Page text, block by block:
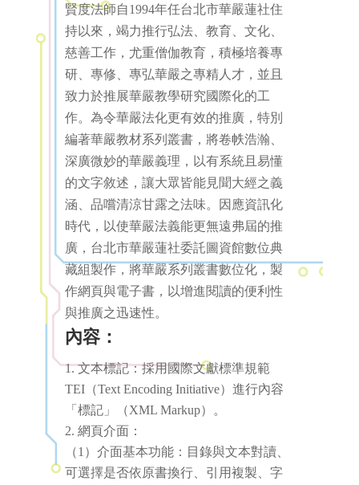
賢度法師自1994年任台北市華嚴蓮社住
持以來，竭力推行弘法、教育、文化、
慈善工作，尤重僧伽教育，積極培養專
研、專修、專弘華嚴之專精人才，並且
致力於推展華嚴教學研究國際化的工
作。為令華嚴法化更有效的推廣，特別
編著華嚴教材系列叢書，將卷帙浩瀚、
深廣微妙的華嚴義理，以有系統且易懂
的文字敘述，讓大眾皆能見聞大經之義
涵、品嚐清涼甘露之法味。因應資訊化
時代，以使華嚴法義能更無遠弗屆的推
廣，台北市華嚴蓮社委託圖資館數位典
藏組製作，將華嚴系列叢書數位化，製
作網頁與電子書，以增進閱讀的便利性
與推廣之迅速性。
內容：
文本標記：採用國際文獻標準規範
TEI（Text Encoding Initiative）進行內容
「標記」（XML Markup）。
網頁介面：
（1）介面基本功能：目錄與文本對讀、
可選擇是否依原書換行、引用複製、字